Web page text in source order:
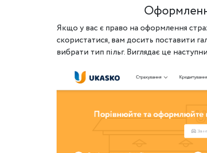
Якщо у вас є право на оформлення
скористатися, вам досить поставити
вибрати тип пільг. Виглядає це